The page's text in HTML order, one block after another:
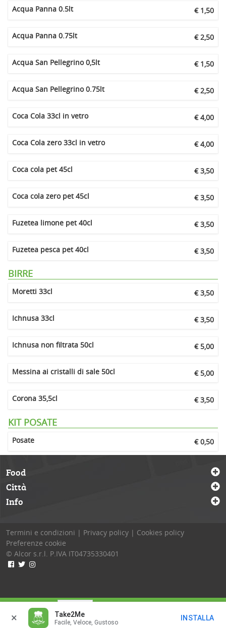
Acqua Panna 0.5lt € 1,50
Acqua Panna 0.75lt € 2,50
Acqua San Pellegrino 0,5lt € 1,50
Acqua San Pellegrino 0.75lt € 2,50
Coca Cola 33cl in vetro € 4,00
Coca Cola zero 33cl in vetro € 4,00
Coca cola pet 45cl € 3,50
Coca cola zero pet 45cl € 3,50
Fuzetea limone pet 40cl € 3,50
Fuzetea pesca pet 40cl € 3,50
BIRRE
Moretti 33cl € 3,50
Ichnusa 33cl € 3,50
Ichnusa non filtrata 50cl € 5,00
Messina ai cristalli di sale 50cl € 5,00
Corona 35,5cl € 3,50
KIT POSATE
Posate € 0,50
Consegna alle
Food
Città
Info
Termini e condizioni | Privacy policy | Cookies policy
Preferenze cookie
© Alcor s.r.l. P.IVA IT04735330401
× Take2Me
Facile, Veloce, Gustoso
INSTALLA